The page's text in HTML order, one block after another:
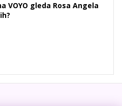
VOYO gleda Rosa Angela